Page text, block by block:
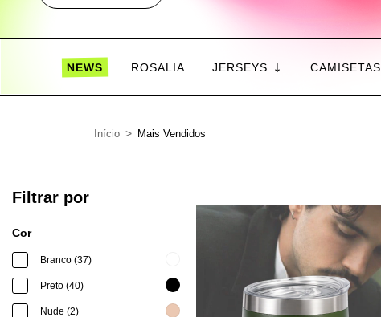
NEWS ROSALIA JERSEYS CAMISETAS
Início > Mais Vendidos
Filtrar por
Cor
Branco (37)
Preto (40)
Nude (2)